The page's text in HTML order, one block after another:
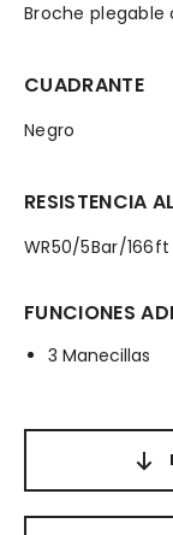
Broche plegable
CUADRANTE
Negro
RESISTENCIA
WR50/5Bar/
FUNCIONES
3 Manecillas